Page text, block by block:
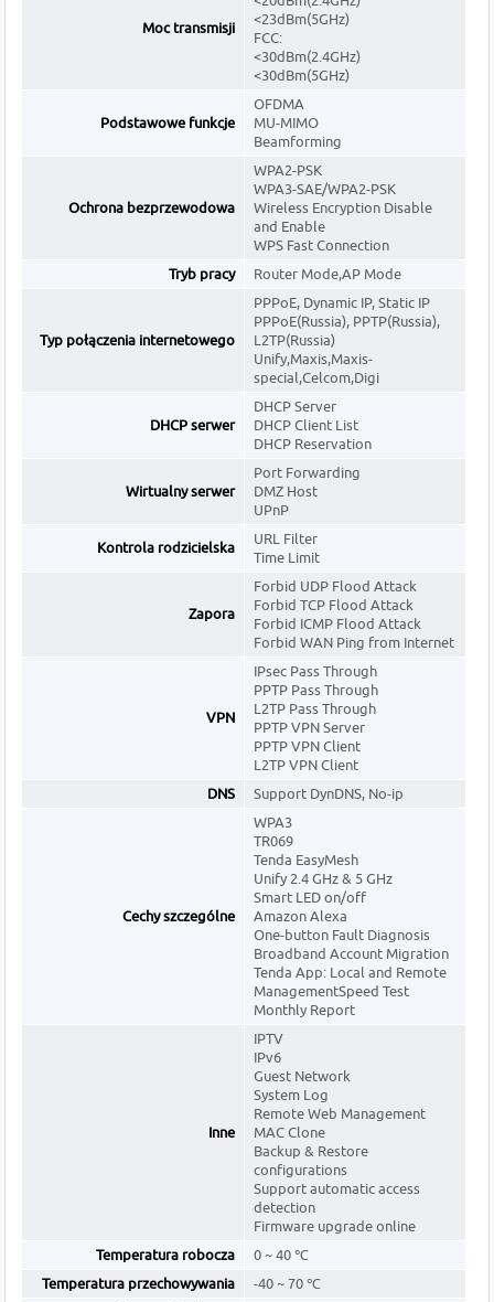
Moc transmisji
<23dBm(5GHz)
FCC:
<30dBm(2.4GHz)
<30dBm(5GHz)
Podstawowe funkcje
OFDMA
MU-MIMO
Beamforming
Ochrona bezprzewodowa
WPA2-PSK
WPA3-SAE/WPA2-PSK
Wireless Encryption Disable
and Enable
WPS Fast Connection
Tryb pracy
Router Mode,AP Mode
Typ połączenia internetowego
PPPoE, Dynamic IP, Static IP
PPPoE(Russia), PPTP(Russia),
L2TP(Russia)
Unify,Maxis,Maxis-
special,Celcom,Digi
DHCP serwer
DHCP Server
DHCP Client List
DHCP Reservation
Wirtualny serwer
Port Forwarding
DMZ Host
UPnP
Kontrola rodzicielska
URL Filter
Time Limit
Zapora
Forbid UDP Flood Attack
Forbid TCP Flood Attack
Forbid ICMP Flood Attack
Forbid WAN Ping from Internet
VPN
IPsec Pass Through
PPTP Pass Through
L2TP Pass Through
PPTP VPN Server
PPTP VPN Client
L2TP VPN Client
DNS
Support DynDNS, No-ip
Cechy szczególne
WPA3
TR069
Tenda EasyMesh
Unify 2.4 GHz & 5 GHz
Smart LED on/off
Amazon Alexa
One-button Fault Diagnosis
Broadband Account Migration
Tenda App: Local and Remote
ManagementSpeed Test
Monthly Report
Inne
IPTV
IPv6
Guest Network
System Log
Remote Web Management
MAC Clone
Backup & Restore
configurations
Support automatic access
detection
Firmware upgrade online
Temperatura robocza
0 ~ 40 ℃
Temperatura przechowywania
-40 ~ 70 ℃